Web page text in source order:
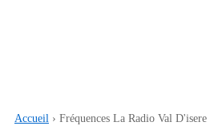
Accueil › Fréquences La Radio Val D'isere